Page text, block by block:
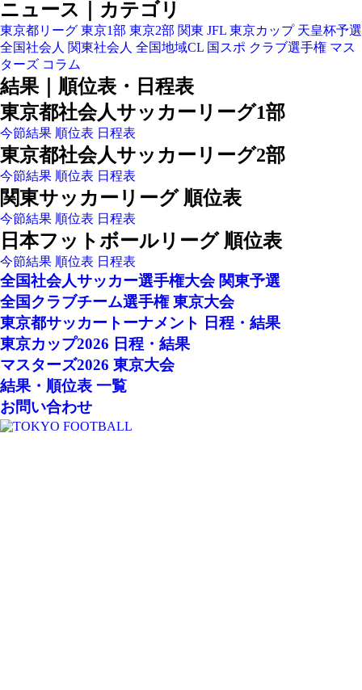
ニュース｜カテゴリ
東京都リーグ 東京1部 東京2部 関東 JFL 東京カップ 天皇杯予選
全国社会人 関東社会人 全国地域CL 国スポ クラブ選手権 マス
ターズ コラム
結果｜順位表・日程表
東京都社会人サッカーリーグ1部
今節結果 順位表 日程表
東京都社会人サッカーリーグ2部
今節結果 順位表 日程表
関東サッカーリーグ 順位表
今節結果 順位表 日程表
日本フットボールリーグ 順位表
今節結果 順位表 日程表
全国社会人サッカー選手権大会 関東予選
全国クラブチーム選手権 東京大会
東京都サッカートーナメント 日程・結果
東京カップ2026 日程・結果
マスターズ2026 東京大会
結果・順位表 一覧
お問い合わせ